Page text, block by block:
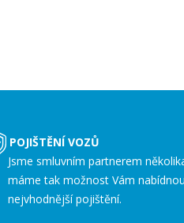
POJIŠTĚNÍ VOZŮ
Jsme smluvním partnerem
máme tak možnost Vám
nejvhodnější pojištění.